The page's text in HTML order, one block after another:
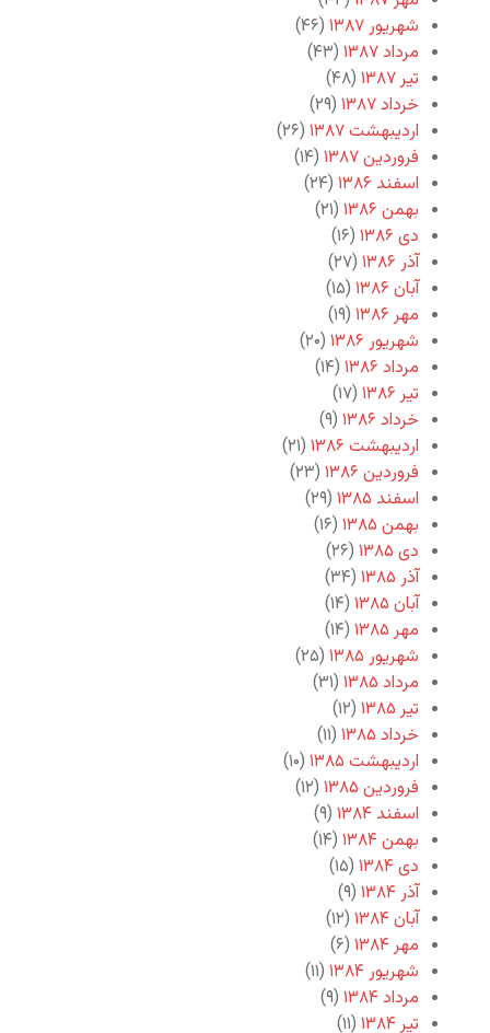
شهریور ۱۳۸۷
(۴۶)
مرداد ۱۳۸۷
(۴۳)
تیر ۱۳۸۷
(۴۸)
خرداد ۱۳۸۷
(۲۹)
اردیبهشت ۱۳۸۷
(۲۶)
فروردین ۱۳۸۷
(۱۴)
اسفند ۱۳۸۶
(۲۴)
بهمن ۱۳۸۶
(۲۱)
دی ۱۳۸۶
(۱۶)
آذر ۱۳۸۶
(۲۷)
آبان ۱۳۸۶
(۱۵)
مهر ۱۳۸۶
(۱۹)
شهریور ۱۳۸۶
(۲۰)
مرداد ۱۳۸۶
(۱۴)
تیر ۱۳۸۶
(۱۷)
خرداد ۱۳۸۶
(۹)
اردیبهشت ۱۳۸۶
(۲۱)
فروردین ۱۳۸۶
(۲۳)
اسفند ۱۳۸۵
(۲۹)
بهمن ۱۳۸۵
(۱۶)
دی ۱۳۸۵
(۲۶)
آذر ۱۳۸۵
(۳۴)
آبان ۱۳۸۵
(۱۴)
مهر ۱۳۸۵
(۱۴)
شهریور ۱۳۸۵
(۲۵)
مرداد ۱۳۸۵
(۳۱)
تیر ۱۳۸۵
(۱۲)
خرداد ۱۳۸۵
(۱۱)
اردیبهشت ۱۳۸۵
(۱۰)
فروردین ۱۳۸۵
(۱۲)
اسفند ۱۳۸۴
(۹)
بهمن ۱۳۸۴
(۱۴)
دی ۱۳۸۴
(۱۵)
آذر ۱۳۸۴
(۹)
آبان ۱۳۸۴
(۱۲)
مهر ۱۳۸۴
(۶)
شهریور ۱۳۸۴
(۱۱)
مرداد ۱۳۸۴
(۹)
تیر ۱۳۸۴
(۱۱)